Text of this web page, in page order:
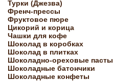
Турки (Джезва)
Френч-прессы
Фруктовое пюре
Цикорий и корица
Чашки для кофе
Шоколад в коробках
Шоколад в плитках
Шоколадно-ореховые пасты
Шоколадные батончики
Шоколадные конфеты